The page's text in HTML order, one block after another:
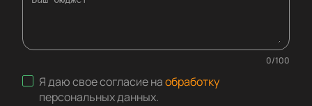
0/100
Я даю свое согласие наобработку
персональных данных.